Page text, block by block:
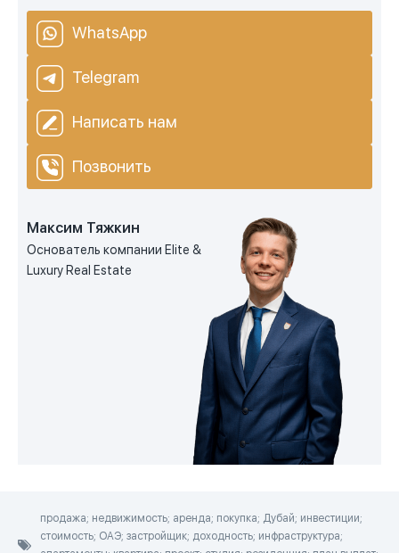
WhatsApp
Telegram
Написать нам
Позвонить
Максим Тяжкин
Основатель компании Elite &
Luxury Real Estate
продажа; недвижимость; аренда; покупка; Дубай; инвестиции;
стоимость; ОАЭ; застройщик; доходность; инфраструктура;